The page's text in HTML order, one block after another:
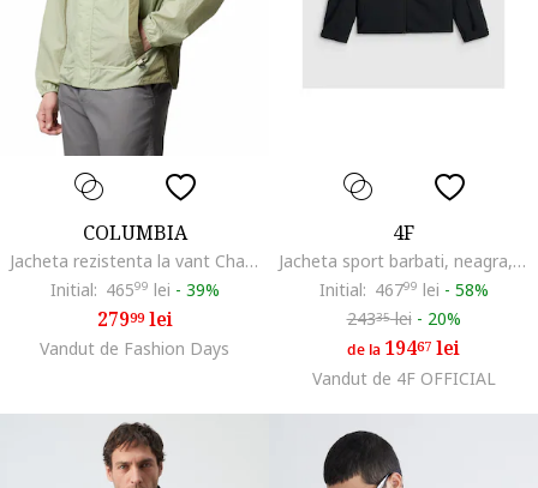
COLUMBIA
Jacheta rezistenta la vant Challenger II, Verde pal/Kaki
Initial: 46599 lei - 39%
27999lei
Vandut de Fashion Days
4F
Jacheta sport barbati, neagra, membrana NeoDry, rezistenta la intemperii, impermeabila
Initial: 46799 lei - 58%
24335lei - 20%
de la 19467 lei
Vandut de 4F OFFICIAL